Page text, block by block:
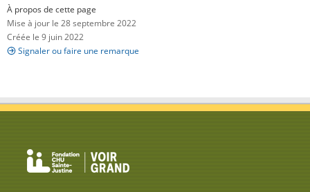
À propos de cette page
Mise à jour le 28 septembre 2022
Créée le 9 juin 2022
Signaler ou faire une remarque